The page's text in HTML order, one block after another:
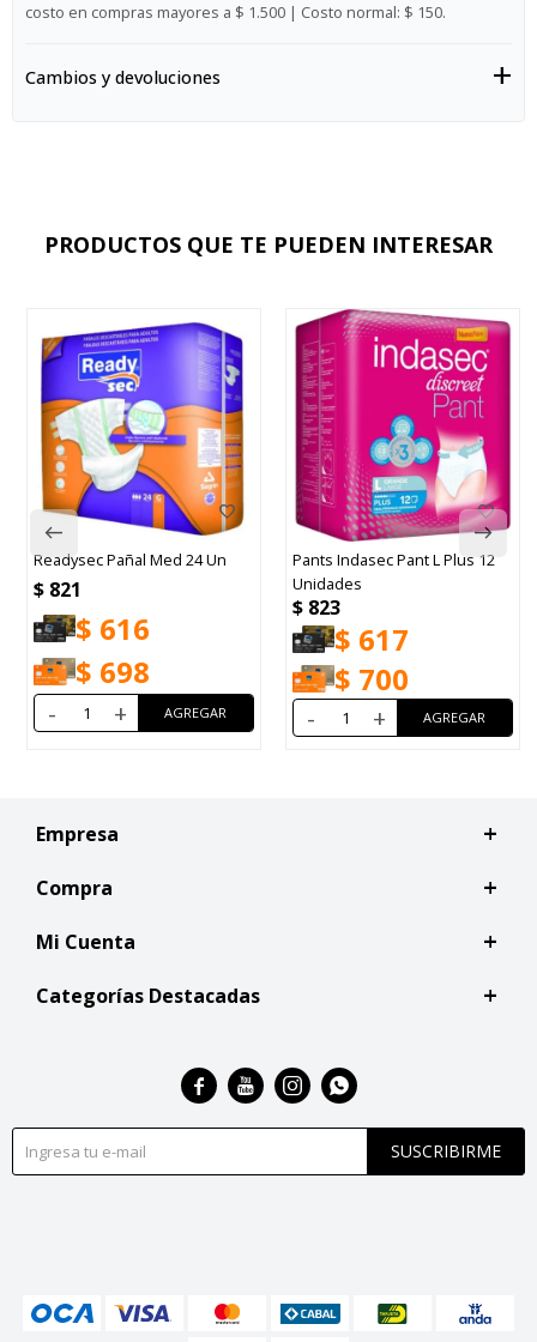
costo en compras mayores a $ 1.500 | Costo normal: $ 150.
Cambios y devoluciones
PRODUCTOS QUE TE PUEDEN INTERESAR
Readysec Pañal Med 24 Un
$ 821
$ 616
$ 698
- +
Pants Indasec Pant L Plus 12
Unidades
$ 823
$ 617
$ 700
- +
Empresa
Compra
Mi Cuenta
Categorías Destacadas
SUSCRIBIRME
   